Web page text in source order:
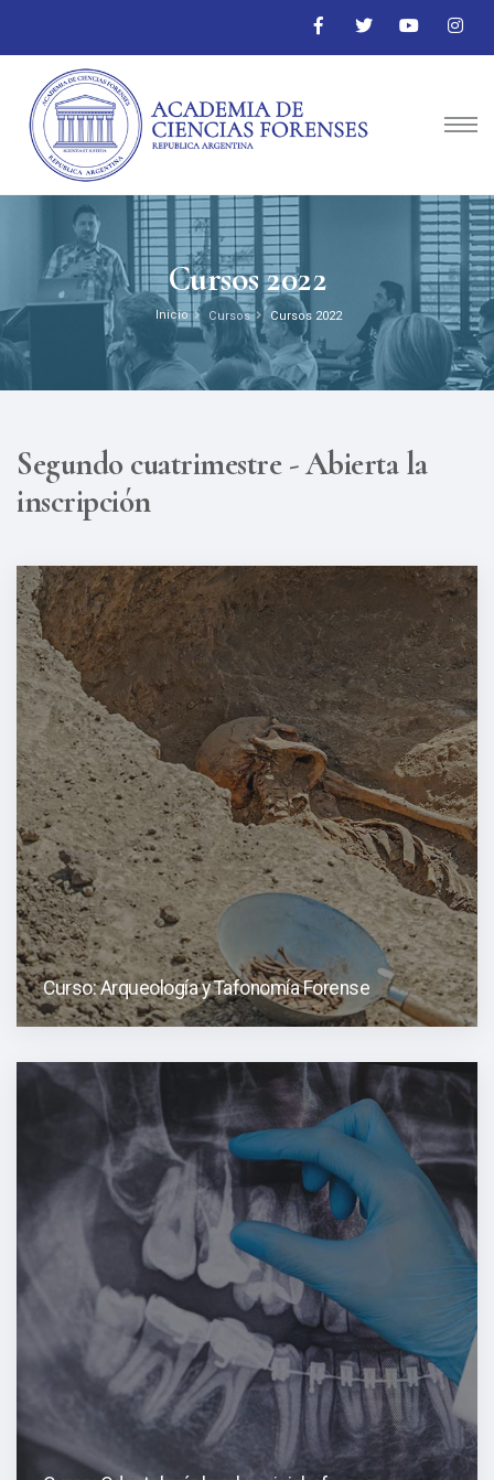
Inicio Cursos Cursos 2022
Cursos 2022
Segundo cuatrimestre - Abierta la
inscripción
Curso: Arqueología y Tafonomía Forense